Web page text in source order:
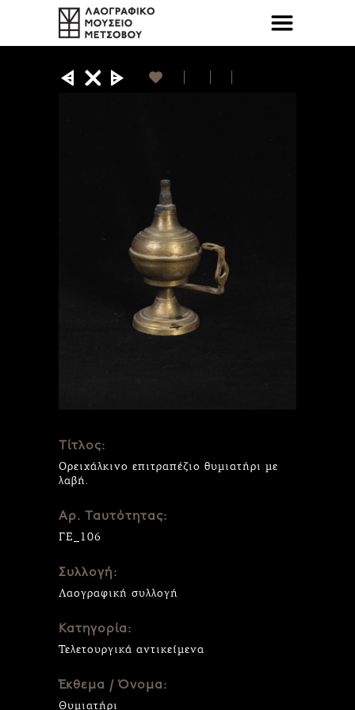
Τίτλος:
Ορειχάλκινο επιτραπέζιο θυμιατήρι με
λαβή.
Αρ. Ταυτότητας:
ΓΕ_106
Συλλογή:
Λαογραφική συλλογή
Κατηγορία:
Τελετουργικά αντικείμενα
Έκθεμα / Όνομα:
Θυμιατήρι